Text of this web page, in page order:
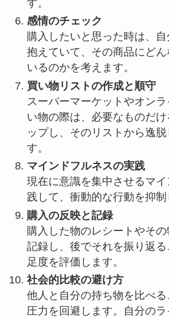
す。
感情のチェック
購入したいと思った時は、
抱えていて、その商品にど
いるのかを考えます。
買い物リストの作成と順守
スーパーマーケットやオン
い物の際は、必要なものだ
ップし、そのリストから逸
す。
マインドフルネスの実践
現在に意識を集中させるマ
践して、衝動的な行動を抑制
購入の反映と記録
購入した物のレシートやそ
記録し、後でそれを振り返
足度を評価します。
社会的比較の避け方
他人と自分の持ち物を比べ
圧力を回避します。自分の